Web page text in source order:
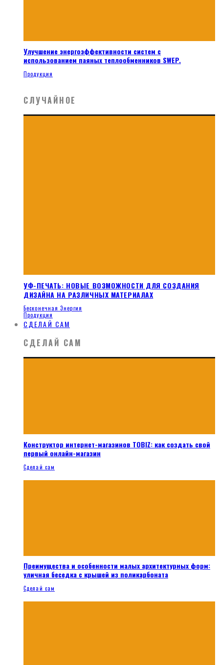
Улучшение энергоэффективности систем с
использованием паяных теплообменников SWEP.
Продукция
СЛУЧАЙНОЕ
УФ-ПЕЧАТЬ: НОВЫЕ ВОЗМОЖНОСТИ ДЛЯ СОЗДАНИЯ
ДИЗАЙНА НА РАЗЛИЧНЫХ МАТЕРИАЛАХ
Бесконечная Энергия
Продукция
СДЕЛАЙ САМ
СДЕЛАЙ САМ
Конструктор интернет-магазинов TOBIZ: как создать свой
первый онлайн-магазин
Сделай сам
Преимущества и особенности малых архитектурных форм:
уличная беседка с крышей из поликарбоната
Сделай сам